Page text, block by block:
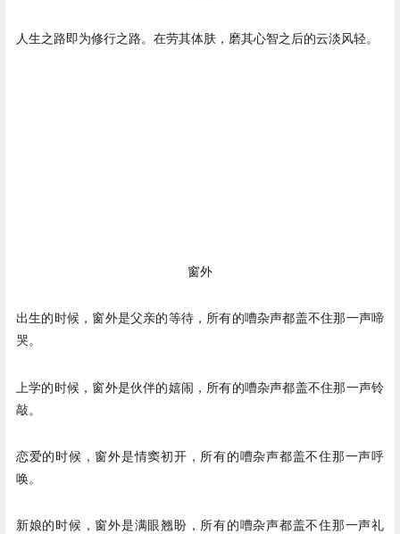
人生之路即为修行之路。在劳其体肤，磨其心智之后的云淡风轻。
窗外
出生的时候，窗外是父亲的等待，所有的嘈杂声都盖不住那一声啼
哭。
上学的时候，窗外是伙伴的嬉闹，所有的嘈杂声都盖不住那一声铃
敲。
恋爱的时候，窗外是情窦初开，所有的嘈杂声都盖不住那一声呼
唤。
新娘的时候，窗外是满眼翘盼，所有的嘈杂声都盖不住那一声礼